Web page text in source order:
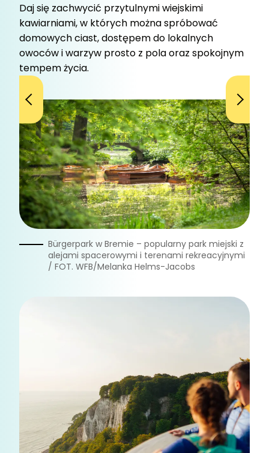
Daj się zachwycić przytulnymi wiejskimi
kawiarniami, w których można spróbować
domowych ciast, dostępem do lokalnych
owoców i warzyw prosto z pola oraz spokojnym
tempem życia.
Bürgerpark w Bremie – popularny park miejski z
alejami spacerowymi i terenami rekreacyjnymi
/ FOT. WFB/Melanka Helms-Jacobs